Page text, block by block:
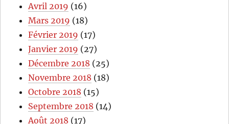
Avril 2019 (16)
Mars 2019 (18)
Février 2019 (17)
Janvier 2019 (27)
Décembre 2018 (25)
Novembre 2018 (18)
Octobre 2018 (15)
Septembre 2018 (14)
Août 2018 (17)